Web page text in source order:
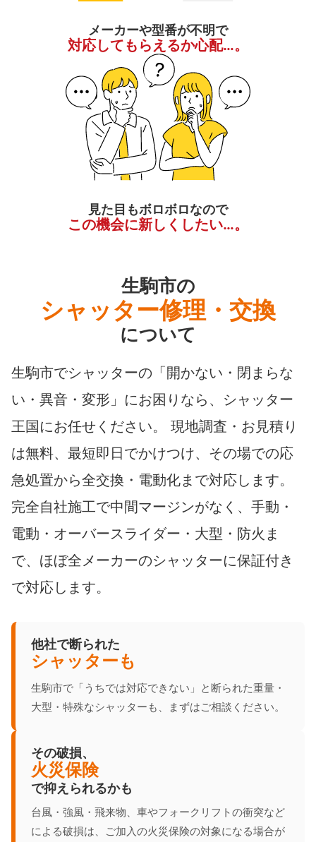
メーカーや型番が不明で
対応してもらえるか心配…。
見た目もボロボロなので
この機会に新しくしたい…。
生駒市の
シャッター修理・交換
について
生駒市でシャッターの「開かない・閉まらな
い・異音・変形」にお困りなら、シャッター
王国にお任せください。 現地調査・お見積り
は無料、最短即日でかけつけ、その場での応
急処置から全交換・電動化まで対応します。
完全自社施工で中間マージンがなく、手動・
電動・オーバースライダー・大型・防火ま
で、ほぼ全メーカーのシャッターに保証付き
で対応します。
他社で断られた
シャッターも
生駒市で「うちでは対応できない」と断られた重量・
大型・特殊なシャッターも、まずはご相談ください。
その破損、
火災保険
で抑えられるかも
台風・強風・飛来物、車やフォークリフトの衝突など
による破損は、ご加入の火災保険の対象になる場合が